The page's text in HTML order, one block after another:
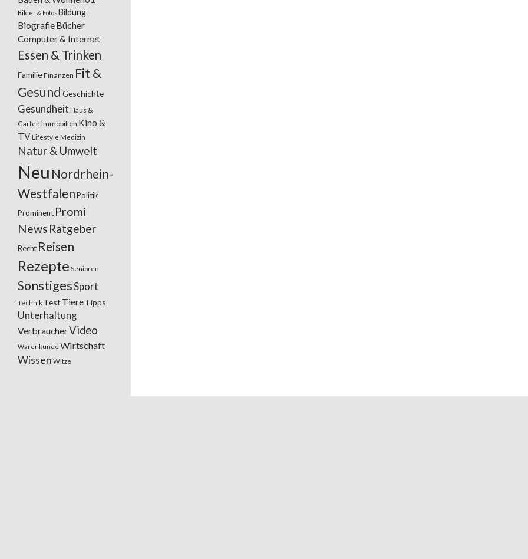
Bilder & FotosBildung
BiografieBücher
Computer & Internet
Essen & Trinken
FamilieFinanzen Fit &
Gesund Geschichte
Gesundheit Haus &
Garten Immobilien Kino &
TV Lifestyle Medizin
Natur & Umwelt
Neu Nordrhein-
WestfalenPolitik
Prominent Promi
News Ratgeber
Recht Reisen
Rezepte Senioren
SonstigesSport
Technik Test TiereTipps
Unterhaltung
VerbraucherVideo
Warenkunde Wirtschaft
Wissen Witze